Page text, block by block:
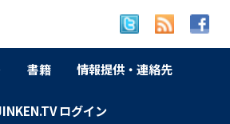
書籍 情報提供・連絡先
ログイン